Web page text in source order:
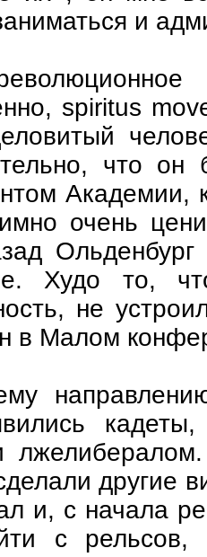
и
spiritus
что
очень
Худо то,
не
в Малом
другие
и, с начала
с